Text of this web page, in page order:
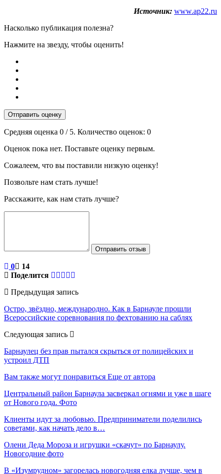
Источник: www.ap22.ru
Насколько публикация полезна?
Нажмите на звезду, чтобы оценить!
Отправить оценку
Средняя оценка 0 / 5. Количество оценок: 0
Оценок пока нет. Поставьте оценку первым.
Сожалеем, что вы поставили низкую оценку!
Позвольте нам стать лучше!
Расскажите, как нам стать лучше?
Отправить отзыв
0
14
Поделится
Предыдущая запись
Остро, звёздно, международно. Как в Барнауле прошли
Всероссийские соревнования по фехтованию на саблях
Следующая запись
Барнаулец без прав пытался скрыться от полицейских и
устроил ДТП
Вам также могут понравиться Еще от автора
Центральный район Барнаула засверкал огнями и уже в шаге
от Нового года. Фото
Клиенты идут за любовью. Предприниматели поделились
советами, как начать дело в…
Олени Деда Мороза и игрушки «скачут» по Барнаулу.
Новогодние фото
В «Изумрудном» загорелась новогодняя елка лучше, чем в